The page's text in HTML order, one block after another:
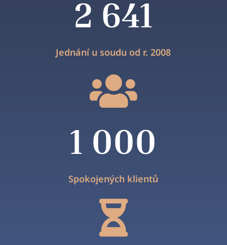
2 641
Jednání u soudu od r. 2008

1 000
Spokojených klientů
